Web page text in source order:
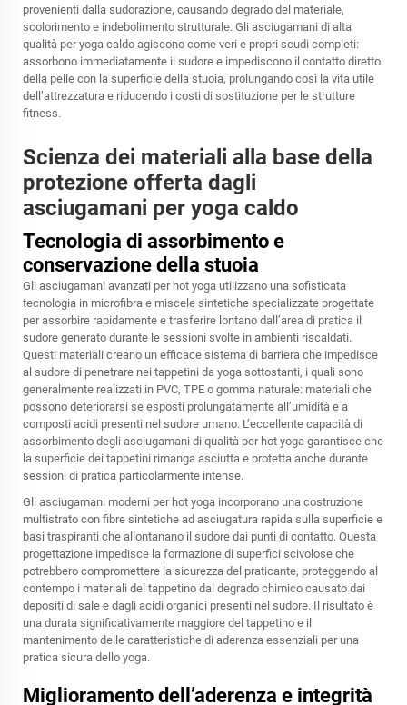
provenienti dalla sudorazione, causando degrado del materiale,
scolorimento e indebolimento strutturale. Gli asciugamani di alta
qualità per yoga caldo agiscono come veri e propri scudi completi:
assorbono immediatamente il sudore e impediscono il contatto diretto
della pelle con la superficie della stuoia, prolungando così la vita utile
dell’attrezzatura e riducendo i costi di sostituzione per le strutture
fitness.
Scienza dei materiali alla base della
protezione offerta dagli
asciugamani per yoga caldo
Tecnologia di assorbimento e
conservazione della stuoia
Gli asciugamani avanzati per hot yoga utilizzano una sofisticata
tecnologia in microfibra e miscele sintetiche specializzate progettate
per assorbire rapidamente e trasferire lontano dall’area di pratica il
sudore generato durante le sessioni svolte in ambienti riscaldati.
Questi materiali creano un efficace sistema di barriera che impedisce
al sudore di penetrare nei tappetini da yoga sottostanti, i quali sono
generalmente realizzati in PVC, TPE o gomma naturale: materiali che
possono deteriorarsi se esposti prolungatamente all’umidità e a
composti acidi presenti nel sudore umano. L’eccellente capacità di
assorbimento degli asciugamani di qualità per hot yoga garantisce che
la superficie dei tappetini rimanga asciutta e protetta anche durante
sessioni di pratica particolarmente intense.
Gli asciugamani moderni per hot yoga incorporano una costruzione
multistrato con fibre sintetiche ad asciugatura rapida sulla superficie e
basi traspiranti che allontanano il sudore dai punti di contatto. Questa
progettazione impedisce la formazione di superfici scivolose che
potrebbero compromettere la sicurezza del praticante, proteggendo al
contempo i materiali del tappetino dal degrado chimico causato dai
depositi di sale e dagli acidi organici presenti nel sudore. Il risultato è
una durata significativamente maggiore del tappetino e il
mantenimento delle caratteristiche di aderenza essenziali per una
pratica sicura dello yoga.
Miglioramento dell’aderenza e integrità